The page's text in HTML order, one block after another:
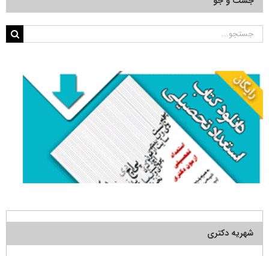
جستجو
شهریه دکتری